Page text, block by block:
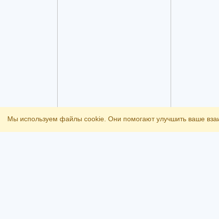
Мы используем файлы cookie. Они помогают улучшить ваше